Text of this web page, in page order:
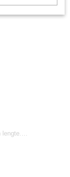
lengte.…